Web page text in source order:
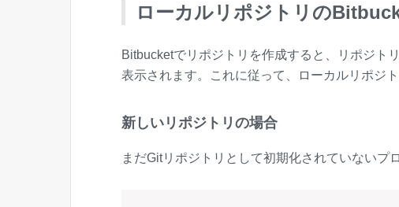
ローカルリポジトリの
Bitbucketでリポジトリを作成すると、リポジト
表示されます。これに従って、ローカルリポジ
新しいリポジトリの場合
まだGitリポジトリとして初期化されていないプ